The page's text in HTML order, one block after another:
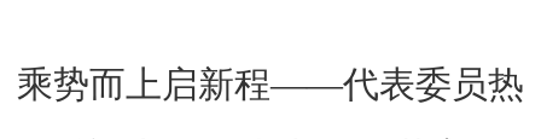
乘势而上启新程——代表委员热